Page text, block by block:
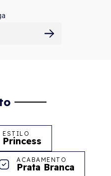
ESTILO
Princess
ACABAMENTO
Prata Branca